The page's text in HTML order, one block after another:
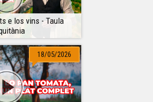
e los vins - Taula
18/05/2026